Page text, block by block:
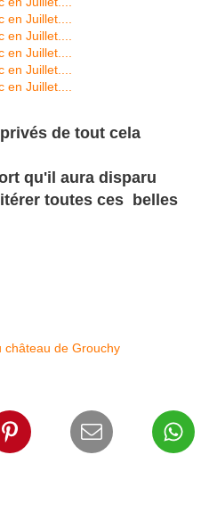
de tout cela
qu'il aura disparu
toutes ces belles
château de Grouchy